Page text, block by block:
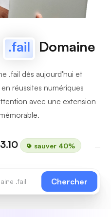
.fail Domaine
.fail dès aujourd'hui et
réussites numériques
avec une extension
sauver 40%
Chercher